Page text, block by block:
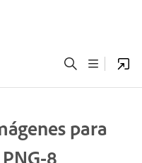
para
8